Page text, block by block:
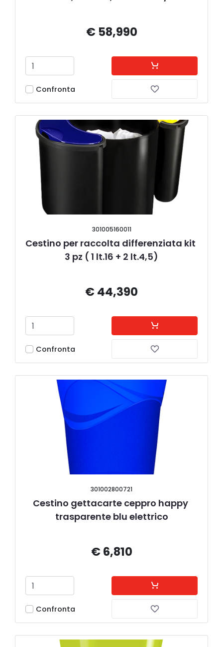
€ 58,990
Confronta
301005160011
Cestino per raccolta differenziata kit
3 pz ( 1 lt.16 + 2 lt.4,5)
€ 44,390
Confronta
301002800721
Cestino gettacarte ceppro happy
trasparente blu elettrico
€ 6,810
Confronta